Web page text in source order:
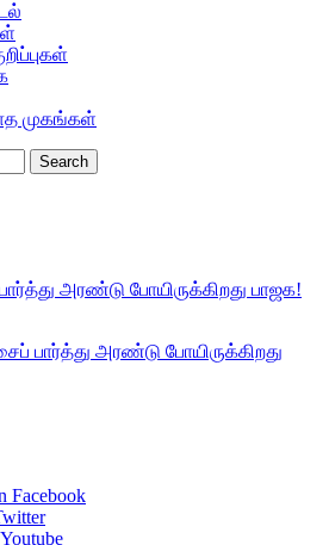
முகங்கள்
அரண்டு போயிருக்கிறது பாஜக!
பார்த்து அரண்டு போயிருக்கிறது
Facebook